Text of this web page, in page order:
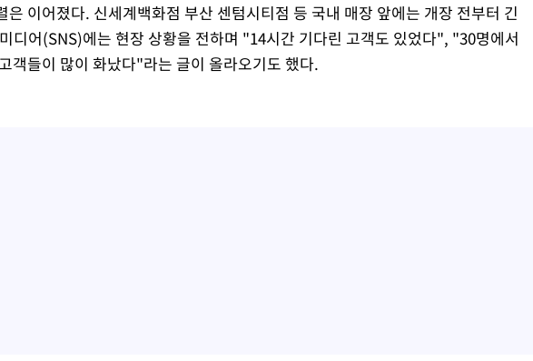
은 이어졌다. 신세계백화점 부산 센텀시티점 등 국내 매장 앞에는 개장 전부터 긴
디어(SNS)에는 현장 상황을 전하며 "14시간 기다린 고객도 있었다", "30명에서
객들이 많이 화났다"라는 글이 올라오기도 했다.